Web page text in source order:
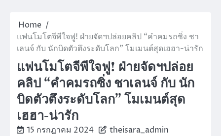
Home
แฟนโมโตจีพีใจฟู! ฝ่ายจัดฯปล่อยคลิป “คำคมรถซิ่ง ชา
เลนจ์ กับ นักบิดตัวตึงระดับโลก” โมเมนต์สุดเฮฮา-น่ารัก
แฟนโมโตจีพีใจฟู! ฝ่ายจัดฯปล่อย
คลิป “คำคมรถซิ่ง ชาเลนจ์ กับ นัก
บิดตัวตึงระดับโลก” โมเมนต์สุด
เฮฮา-น่ารัก
15 กรกฎาคม 2024 theisara_admin